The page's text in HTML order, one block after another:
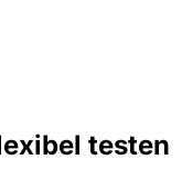
testen